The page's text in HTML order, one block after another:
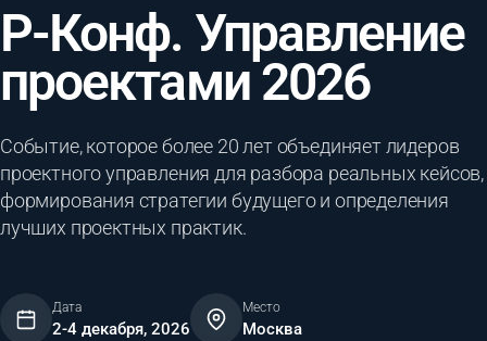
Р-Конф. Управление
проектами 2026
Событие, которое более 20 лет объединяет лидеров
проектного управления для разбора реальных кейсов,
формирования стратегии будущего и определения
лучших проектных практик.
Дата
2-4 декабря, 2026
Место
Москва